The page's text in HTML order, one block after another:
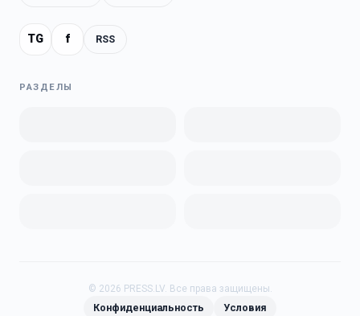
TG f RSS
РАЗДЕЛЫ
© 2026 PRESS.LV. Все права защищены.
Конфиденциальность Условия